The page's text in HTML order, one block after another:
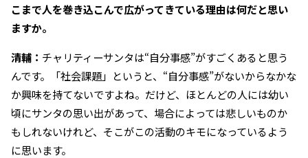
こまで人を巻き込こんで広がってきている理由は何だと思い
ますか。
清輔： チャリティーサンタは“自分事感”がすごくあると思う
んです。「社会課題」というと、“自分事感”がないからなかな
か興味を持てないですよね。だけど、ほとんどの人には幼い
頃にサンタの思い出があって、場合によっては悲しいものか
もしれないけれど、そこがこの活動のキモになっているよう
に思います。